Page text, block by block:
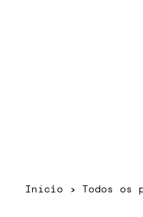
Início › Todos os